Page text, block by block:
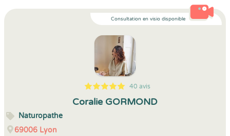
Consultation en visio disponible
5
1
5
40 40 avis
Coralie GORMOND
Naturopathe
69006 Lyon